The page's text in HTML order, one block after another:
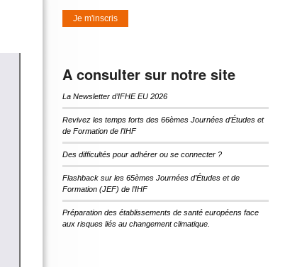
Je m'inscris
A consulter sur notre site
La Newsletter d’IFHE EU 2026
Revivez les temps forts des 66èmes Journées d’Études et
de Formation de l’IHF
Des difficultés pour adhérer ou se connecter ?
Flashback sur les 65èmes Journées d’Études et de
Formation (JEF) de l’IHF
Préparation des établissements de santé européens face
aux risques liés au changement climatique.